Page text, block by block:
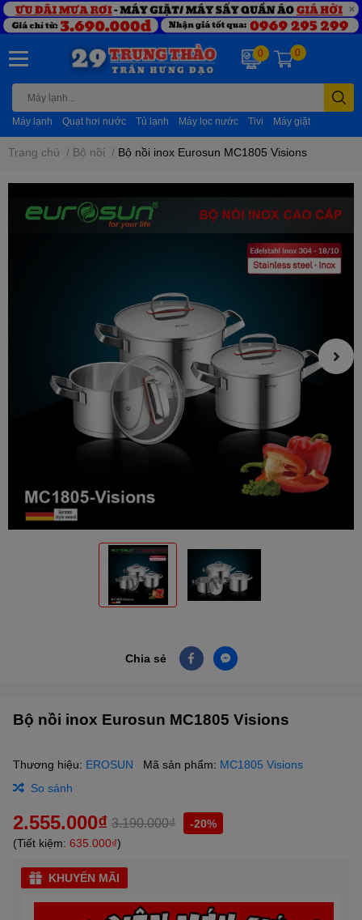
Máy lạnh Quạt hơi nước Tủ lạnh Máy lọc nước Tivi Máy giặt
0 0
Trang chủ / Bộ nồi / Bộ nồi inox Eurosun MC1805 Visions
Chia sẻ
Bộ nồi inox Eurosun MC1805 Visions
Thương hiệu: EROSUN Mã sản phẩm: MC1805 Visions
So sánh
2.555.000₫ 3.190.000₫
-20%
(Tiết kiệm: 635.000₫)
KHUYẾN MÃI